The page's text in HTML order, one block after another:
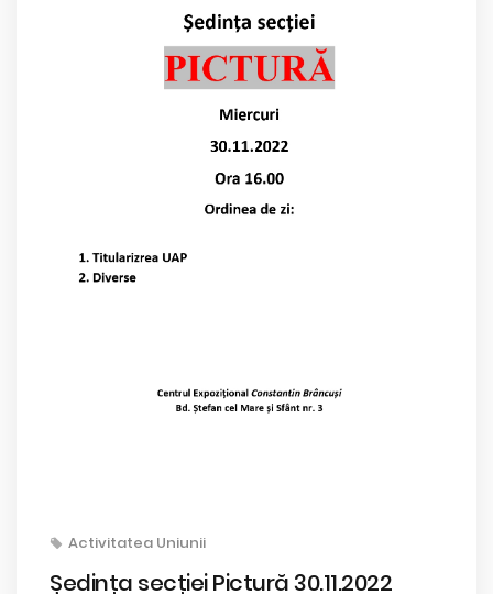
Activitatea Uniunii
Ședința secției Pictură 30.11.2022